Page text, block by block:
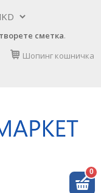
сметка.
Шопинг кошничка
0